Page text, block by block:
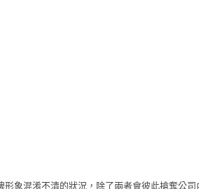
象混淆不清的狀況，除了兩者會彼此搶奪公